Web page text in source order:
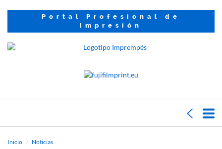
Portal Profesional de
Impresión
Inicio Noticias